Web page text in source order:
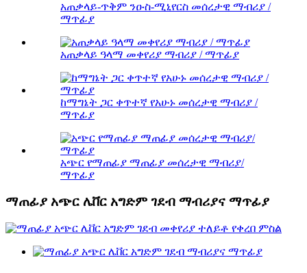
አጠቃላይ-ጥቅም ንዑስ-ሚኒየርስ መሰረታዊ ማብሪያ /
ማጥፊያ
አጠቃላይ ዓላማ መቀየሪያ ማብሪያ / ማጥፊያ
ከማግኔት ጋር ቀጥተኛ የአሁኑ መሰረታዊ ማብሪያ /
ማጥፊያ
አጭር የማጠፊያ ማጠፊያ መሰረታዊ ማብሪያ/
ማጥፊያ
ማጠፊያ አጭር ሌቨር አግድም ገደብ ማብሪያና ማጥፊያ